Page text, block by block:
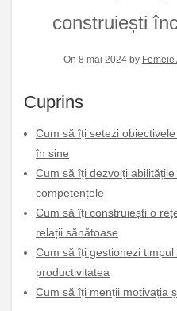
construiești
On 8 mai 2024 by
Cuprins
Cum să îți setezi
în sine
Cum să îți dezvolți
competențele
Cum să îți construiești o
relații sănătoase
Cum să îți gestionezi
productivitatea
Cum să îți menții motivația